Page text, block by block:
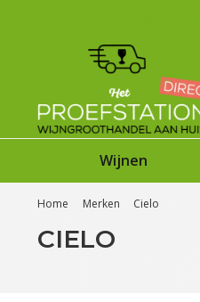
Wijnen
Home Merken Cielo
CIELO